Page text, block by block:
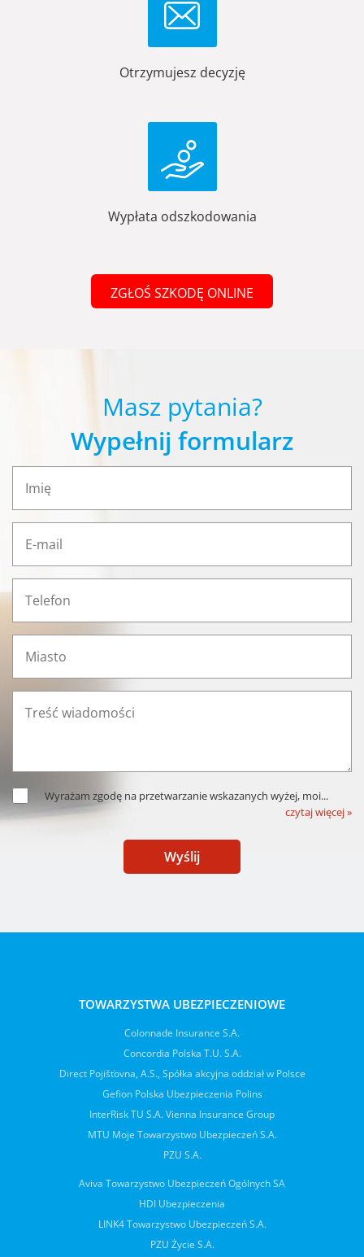
Otrzymujesz decyzję
Wypłata odszkodowania
ZGŁOŚ SZKODĘ ONLINE
Masz pytania?
Wypełnij formularz
Wyrażam zgodę na przetwarzanie wskazanych wyżej, moi...
czytaj więcej »
Wyślij
TOWARZYSTWA UBEZPIECZENIOWE
Colonnade Insurance S.A.
Concordia Polska T.U. S.A.
Direct Pojišťovna, A.S., Spółka akcyjna oddział w Polsce
Gefion Polska Ubezpieczenia Polins
InterRisk TU S.A. Vienna Insurance Group
MTU Moje Towarzystwo Ubezpieczeń S.A.
PZU S.A.
Aviva Towarzystwo Ubezpieczeń Ogólnych SA
HDI Ubezpieczenia
LINK4 Towarzystwo Ubezpieczeń S.A.
PZU Życie S.A.